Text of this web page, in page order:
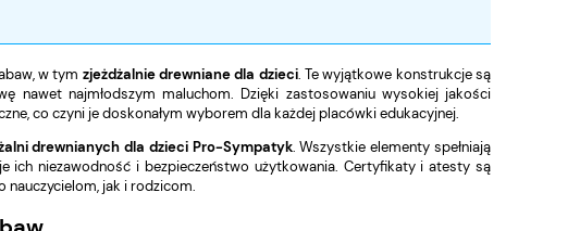
w tym zjeżdżalnie drewnianedla dzieci. Te wyjątkowe konstrukcje są
nawet najmłodszym maluchom. Dzięki zastosowaniu wysokiej jakości
co czyni je doskonałym wyborem dla każdej placówki edukacyjnej.
drewnianych dla dzieci Pro-Sympatyk. Wszystkie elementy spełniają
ich niezawodność i bezpieczeństwo użytkowania. Certyfikaty i atesty są
nauczycielom, jak i rodzicom.